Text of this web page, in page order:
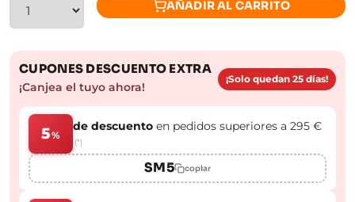
AÑADIR AL CARRITO
CUPONES DESCUENTO EXTRA
¡Canjea el tuyo ahora!
¡Solo quedan 25 días!
5%
de descuento en pedidos superiores a 295 €
(*)
SM5 copiar